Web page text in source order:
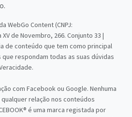
WebGo Content (CNPJ:
XV de Novembro, 266. Conjunto 33 |
de conteúdo que tem como principal
respondam todas as suas dúvidas
com Facebook ou Google. Nenhuma
relação nos conteúdos
é uma marca registada por